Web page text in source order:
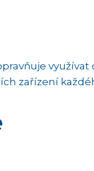
zařízení